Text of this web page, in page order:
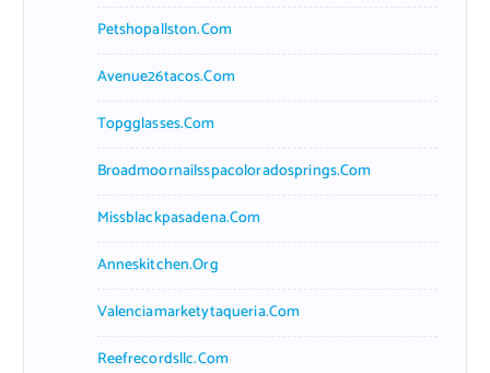
Petshopallston.com
Avenue26tacos.com
Topgglasses.com
Broadmoornailsspacoloradosprings.com
Missblackpasadena.com
Anneskitchen.org
Valenciamarketytaqueria.com
Reefrecordsllc.com